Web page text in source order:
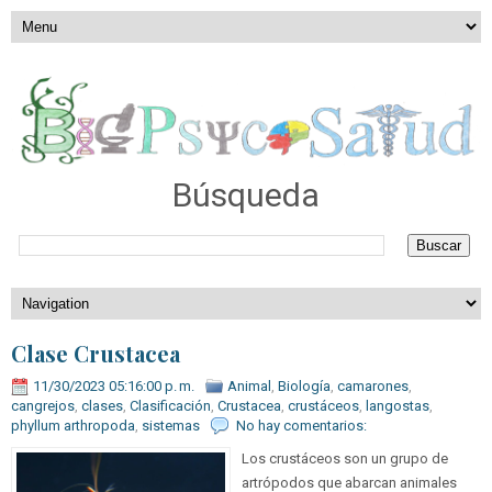
Búsqueda
Clase Crustacea
11/30/2023 05:16:00 p. m. Animal , Biología, camarones,
cangrejos, clases, Clasificación, Crustacea, crustáceos, langostas,
phyllum arthropoda, sistemas
No hay comentarios:
Los crustáceos son un grupo de
artrópodos que abarcan animales